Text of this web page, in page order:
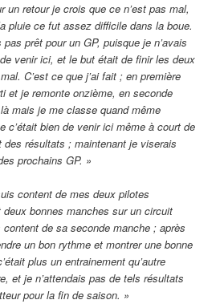
un retour je crois que ce n’est pas mal,
pluie ce fut assez difficile dans la boue.
prêt pour un GP, puisque je n’avais
venir ici, et le but était de finir les deux
C’est ce que j’ai fait ; en première
et je remonte onzième, en seconde
mais je me classe quand même
c’était bien de venir ici même à court de
résultats ; maintenant je viserais
prochains GP. »
content de mes deux pilotes
deux bonnes manches sur un circuit
de sa seconde manche ; après
un bon rythme et montrer une bonne
plus un entrainement qu’autre
et je n’attendais pas de tels résultats
pour la fin de saison. »